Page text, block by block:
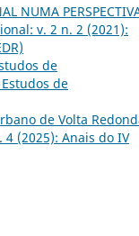
NUMA
v. 2 n. 2 (2021):
de
de
de Volta
(2025): Anais do IV